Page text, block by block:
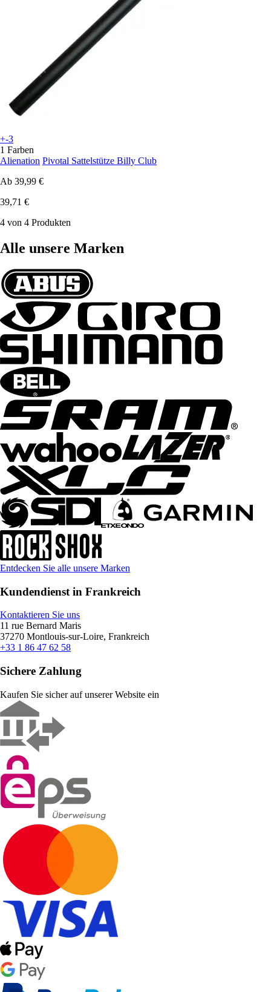
+-3
1 Farben
Alienation Pivotal Sattelstütze Billy Club
Ab 39,99 €
39,71 €
4 von 4 Produkten
Alle unsere Marken
Entdecken Sie alle unsere Marken
Kundendienst in Frankreich
Kontaktieren Sie uns
11 rue Bernard Maris
37270 Montlouis-sur-Loire, Frankreich
+33 1 86 47 62 58
Sichere Zahlung
Kaufen Sie sicher auf unserer Website ein